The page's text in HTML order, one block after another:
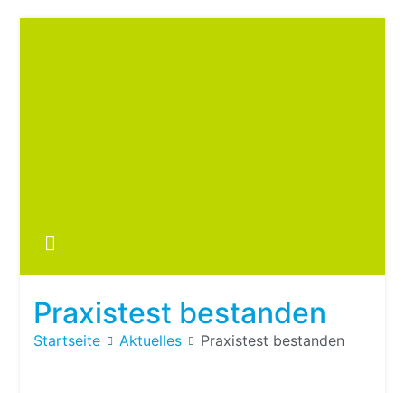
Praxistest bestanden
Startseite Aktuelles Praxistest bestanden